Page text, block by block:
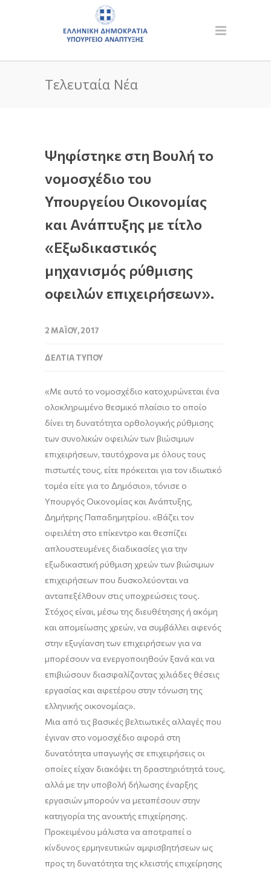
Τελευταία Νέα
Ψηφίστηκε στη Βουλή το
νομοσχέδιο του
Υπουργείου Οικονομίας
και Ανάπτυξης με τίτλο
«Εξωδικαστικός
μηχανισμός ρύθμισης
οφειλών επιχειρήσεων».
2 ΜΑΪ́ΟΥ, 2017
ΔΕΛΤΊΑ ΤΎΠΟΥ
«Με αυτό το νομοσχέδιο κατοχυρώνεται ένα
ολοκληρωμένο θεσμικό πλαίσιο το οποίο
δίνει τη δυνατότητα ορθολογικής ρύθμισης
των συνολικών οφειλών των βιώσιμων
επιχειρήσεων, ταυτόχρονα με όλους τους
πιστωτές τους, είτε πρόκειται για τον ιδιωτικό
τομέα είτε για το Δημόσιο», τόνισε ο
Υπουργός Οικονομίας και Ανάπτυξης,
Δημήτρης Παπαδημητρίου. «Βάζει τον
οφειλέτη στο επίκεντρο και θεσπίζει
απλουστευμένες διαδικασίες για την
εξωδικαστική ρύθμιση χρεών των βιώσιμων
επιχειρήσεων που δυσκολεύονται να
ανταπεξέλθουν στις υποχρεώσεις τους.
Στόχος είναι, μέσω της διευθέτησης ή ακόμη
και απομείωσης χρεών, να συμβάλλει αφενός
στην εξυγίανση των επιχειρήσεων για να
μπορέσουν να ενεργοποιηθούν ξανά και να
επιβιώσουν διασφαλίζοντας χιλιάδες θέσεις
εργασίας και αφετέρου στην τόνωση της
ελληνικής οικονομίας».
Μια από τις βασικές βελτιωτικές αλλαγές που
έγιναν στο νομοσχέδιο αφορά στη
δυνατότητα υπαγωγής σε επιχειρήσεις οι
οποίες είχαν διακόψει τη δραστηριότητά τους,
αλλά με την υποβολή δήλωσης έναρξης
εργασιών μπορούν να μεταπέσουν στην
κατηγορία της ανοικτής επιχείρησης.
Προκειμένου μάλιστα να αποτραπεί ο
κίνδυνος ερμηνευτικών αμφισβητήσεων ως
προς τη δυνατότητα της κλειστής επιχείρησης